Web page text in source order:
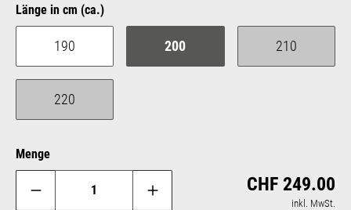
Länge in cm (ca.)auswählen
190 200 210
(Diese Option
220
(Diese Option ist zurzeit nicht verfügbar.)
Menge
CHF 249.00
inkl. MwSt.